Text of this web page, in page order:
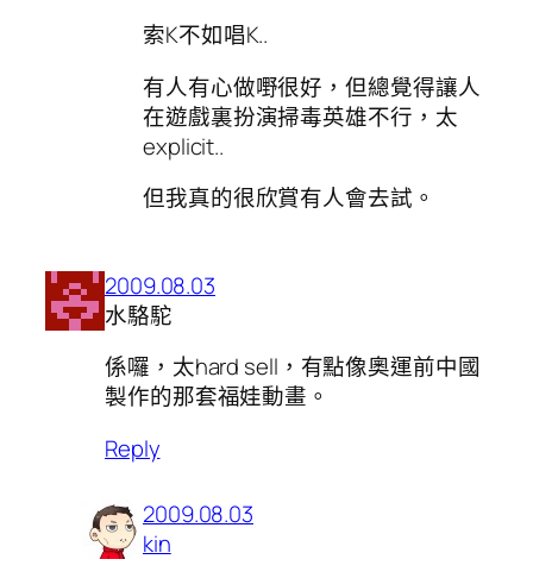
索K不如唱K..
有人有心做嘢很好，但總覺得讓人
在遊戲裏扮演掃毒英雄不行，太
explicit..
但我真的很欣賞有人會去試。
2009.08.03
水駱駝
係囉，太hard sell，有點像奧運前中國
製作的那套福娃動畫。
Reply
2009.08.03
kin